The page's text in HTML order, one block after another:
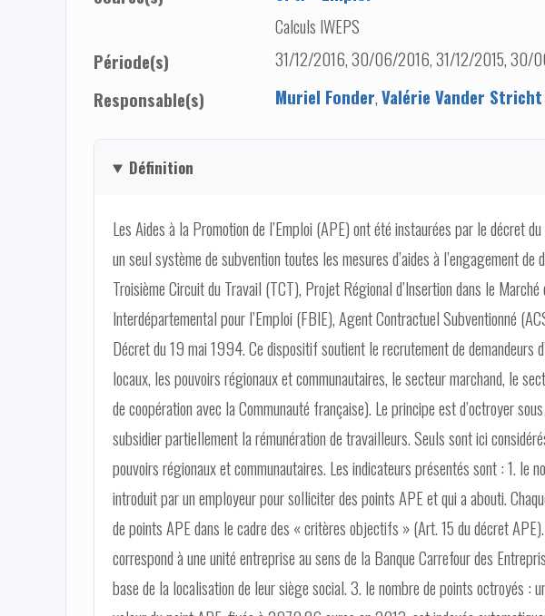
Calculs IWEPS
Période(s)
31/12/2016, 30/06/2016, 31/12/2015,
Responsable(s)
Muriel Fonder,Valérie Vander Stricht
Définition
Les Aides à la Promotion de l’Emploi (APE) ont été instaurées par le décret
un seul système de subvention toutes les mesures d’aides à l’engagement
Troisième Circuit du Travail (TCT), Projet Régional d’Insertion dans le
Interdépartemental pour l’Emploi (FBIE), Agent Contractuel Subventionné
Décret du 19 mai 1994. Ce dispositif soutient le recrutement de demandeurs
locaux, les pouvoirs régionaux et communautaires, le secteur marchand, le
de coopération avec la Communauté française). Le principe est d’octroyer
subsidier partiellement la rémunération de travailleurs. Seuls sont ici
pouvoirs régionaux et communautaires. Les indicateurs présentés sont : 1. le
introduit par un employeur pour solliciter des points APE et qui a abouti.
de points APE dans le cadre des « critères objectifs » (Art. 15 du décret
correspond à une unité entreprise au sens de la Banque Carrefour des
base de la localisation de leur siège social. 3. le nombre de points octroyés